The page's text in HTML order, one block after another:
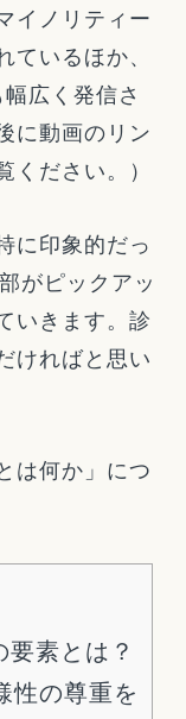
イノリティー
ているほか、
広く発信さ
に動画のリン
ください。）
に印象的だっ
がピックアッ
いきます。診
ければと思い
は何か」につ
素とは？
の尊重を